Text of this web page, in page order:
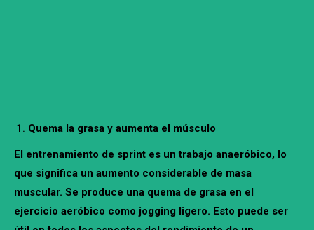
Quema la grasa y aumenta el músculo
El entrenamiento de sprint es un trabajo anaeróbico, lo
que significa un aumento considerable de masa
muscular. Se produce una quema de grasa en el
ejercicio aeróbico como jogging ligero. Esto puede ser